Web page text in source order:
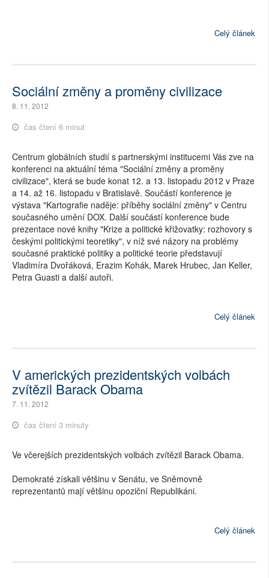
Celý článek
Sociální změny a proměny civilizace
8. 11. 2012
čas čtení 6 minut
Centrum globálních studií s partnerskými institucemi Vás zve na
konferenci na aktuální téma "Sociální změny a proměny
civilizace", která se bude konat 12. a 13. listopadu 2012 v Praze
a 14. až 16. listopadu v Bratislavě. Součástí konference je
výstava "Kartografie naděje: příběhy sociální změny" v Centru
současného umění DOX. Další součástí konference bude
prezentace nové knihy "Krize a politické křižovatky: rozhovory s
českými politickými teoretiky", v níž své názory na problémy
současné praktické politiky a politické teorie představují
Vladimíra Dvořáková, Erazim Kohák, Marek Hrubec, Jan Keller,
Petra Guasti a další autoři.
Celý článek
V amerických prezidentských volbách
zvítězil Barack Obama
7. 11. 2012
čas čtení 3 minuty
Ve včerejších prezidentských volbách zvítězil Barack Obama.
Demokraté získali většinu v Senátu, ve Sněmovně
reprezentantů mají většinu opoziční Republikáni.
Celý článek